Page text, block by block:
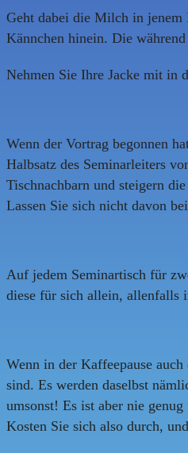
Geht dabei die Milch in jenem
Kännchen hinein. Die
Nehmen Sie Ihre Jacke mit in
Wenn der Vortrag begonnen
Halbsatz des Seminarleiters
Tischnachbarn und steigern
Lassen Sie sich nicht davon
Auf jedem Seminartisch für
diese für sich allein, allenfalls
Wenn in der Kaffeepause
sind. Es werden daselbst
umsonst! Es ist aber nie
Kosten Sie sich also durch,